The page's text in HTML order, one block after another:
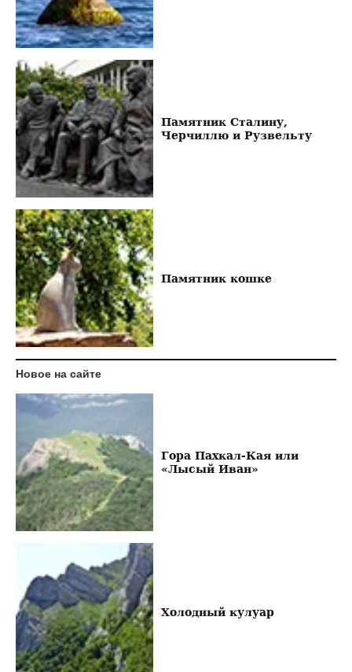
Памятник Сталину,
Черчиллю и Рузвельту
Памятник кошке
Новое на сайте
Гора Пахкал-Кая или
«Лысый Иван»
Холодный кулуар